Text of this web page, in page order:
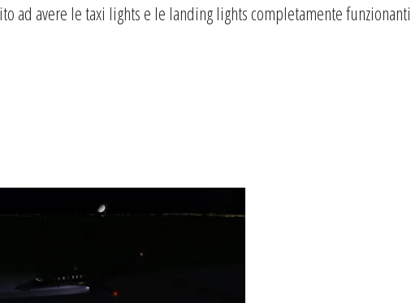
ad avere le taxi lights e le landing lights completamente funzionanti